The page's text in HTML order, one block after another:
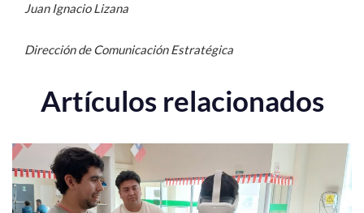
Juan Ignacio Lizana
Dirección de Comunicación Estratégica
Artículos relacionados